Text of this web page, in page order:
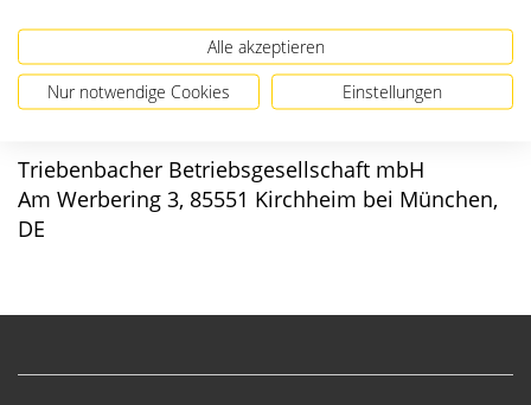
Angaben zur Produktsicherheit
Triebenbacher Betriebsgesellschaft mbH
Am Werbering 3, 85551 Kirchheim bei München,
DE
Alle akzeptieren
Nur notwendige Cookies Einstellungen